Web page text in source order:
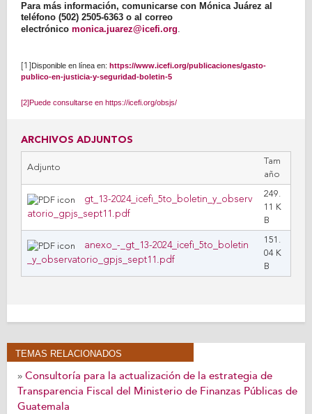
Para más información, comunicarse con Mónica Juárez al
teléfono (502) 2505-6363 o al correo
electrónico monica.juarez@icefi.org.
[1] Disponible en línea en: https://www.icefi.org/publicaciones/gasto-
publico-en-justicia-y-seguridad-boletin-5
[2]Puede consultarse en https://icefi.org/obsjs/
ARCHIVOS ADJUNTOS
Adjunto
Tam
año
gt_13-2024_icefi_5to_boletin_y_observ
atorio_gpjs_sept11.pdf
249.
11 K
B
anexo_-_gt_13-2024_icefi_5to_boletin
_y_observatorio_gpjs_sept11.pdf
151.
04 K
B
TEMAS RELACIONADOS
» Consultoría para la actualización de la estrategia de
Transparencia Fiscal del Ministerio de Finanzas Públicas de
Guatemala